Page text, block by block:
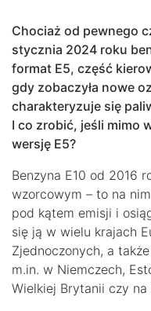
Chociaż od pewnego
stycznia 2024 roku
format E5, część
gdy zobaczyła nowe
charakteryzuje się
I co zrobić, jeśli mimo
wersję E5?
Benzyna E10 od 2016
wzorcowym – to na
pod kątem emisji i
się ją w wielu krajach
Zjednoczonych, a
m.in. w Niemczech,
Wielkiej Brytanii czy na